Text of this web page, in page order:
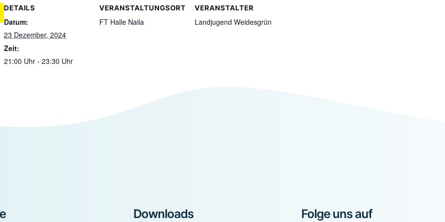
DETAILS
Datum:
23 Dezember, 2024
Zeit:
21:00 Uhr - 23:30 Uhr
VERANSTALTUNGSORT
FT Halle Naila
VERANSTALTER
Landjugend Weidesgrün
Downloads Folge uns auf